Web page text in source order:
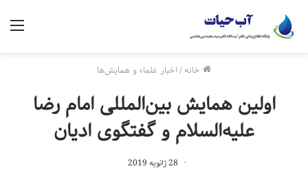
خانه/اخبار علماء و همایش‌ها
اولین همایش بین‌المللی امام رضا
علیه‌السلام و گفتگوی ادیان
28 ژانویه 2019